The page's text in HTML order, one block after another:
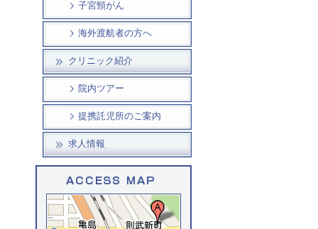
子宮頸がん
海外渡航者の方へ
クリニック紹介
院内ツアー
提携託児所のご案内
求人情報